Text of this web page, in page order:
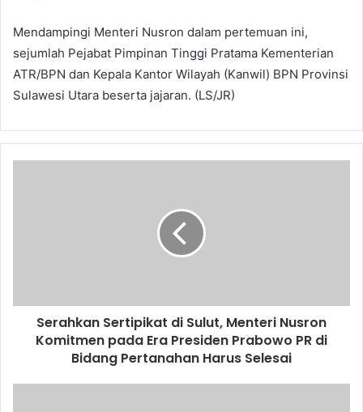
Mendampingi Menteri Nusron dalam pertemuan ini,
sejumlah Pejabat Pimpinan Tinggi Pratama Kementerian
ATR/BPN dan Kepala Kantor Wilayah (Kanwil) BPN Provinsi
Sulawesi Utara beserta jajaran. (LS/JR)
Serahkan Sertipikat di Sulut, Menteri Nusron
Komitmen pada Era Presiden Prabowo PR di
Bidang Pertanahan Harus Selesai